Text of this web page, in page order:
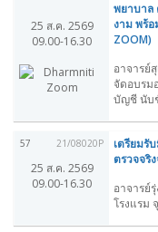
25 ส.ค. 2569
09.00-16.30
พยาบาล
งาม พร้
ZOOM)
อาจารย์
จัดอบรม
บัญชี นับ
57 21/08020P
25 ส.ค. 2569
09.00-16.30
เตรียมรั
ตรวจจริ
อาจารย์
โรงแรม